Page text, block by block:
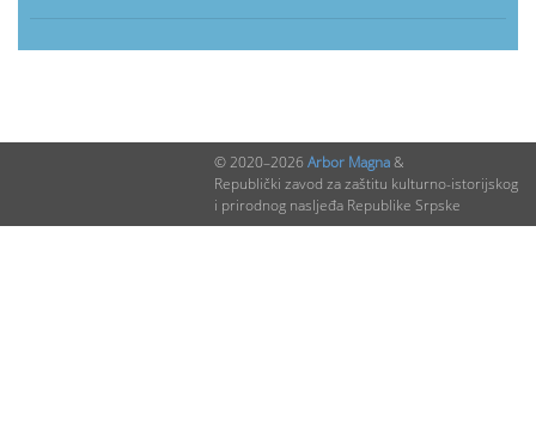
© 2020–2026 Arbor Magna&
Republički zavod za zaštitu kulturno-istorijskog
i prirodnog nasljeđa Republike Srpske